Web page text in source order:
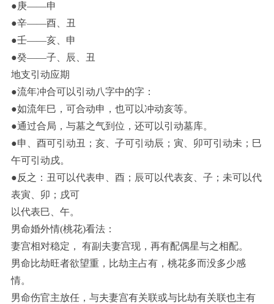
●庚——申
●辛——酉、丑
●壬——亥、申
●癸——子、辰、丑
地支引动应期
●流年冲合可以引动八字中的字：
●如流年巳，可合动申，也可以冲动亥等。
●通过合局，与墓之气到位，还可以引动墓库。
●申、酉可引动丑；亥、子可引动辰；寅、卯可引动未；巳
午可引动戌。
●反之：丑可以代表申、酉；辰可以代表亥、子；未可以代
表寅、卯；戌可
以代表巳、午。
男命婚外情(桃花)看法：
妻宫相对稳定， 有副夫妻宫现，再有配偶星与之相配。
男命比劫旺者欲望重，比劫主占有，桃花多而没多少感
情。
男命伤官主放任，与夫妻宫有关联或与比劫有关联也主有